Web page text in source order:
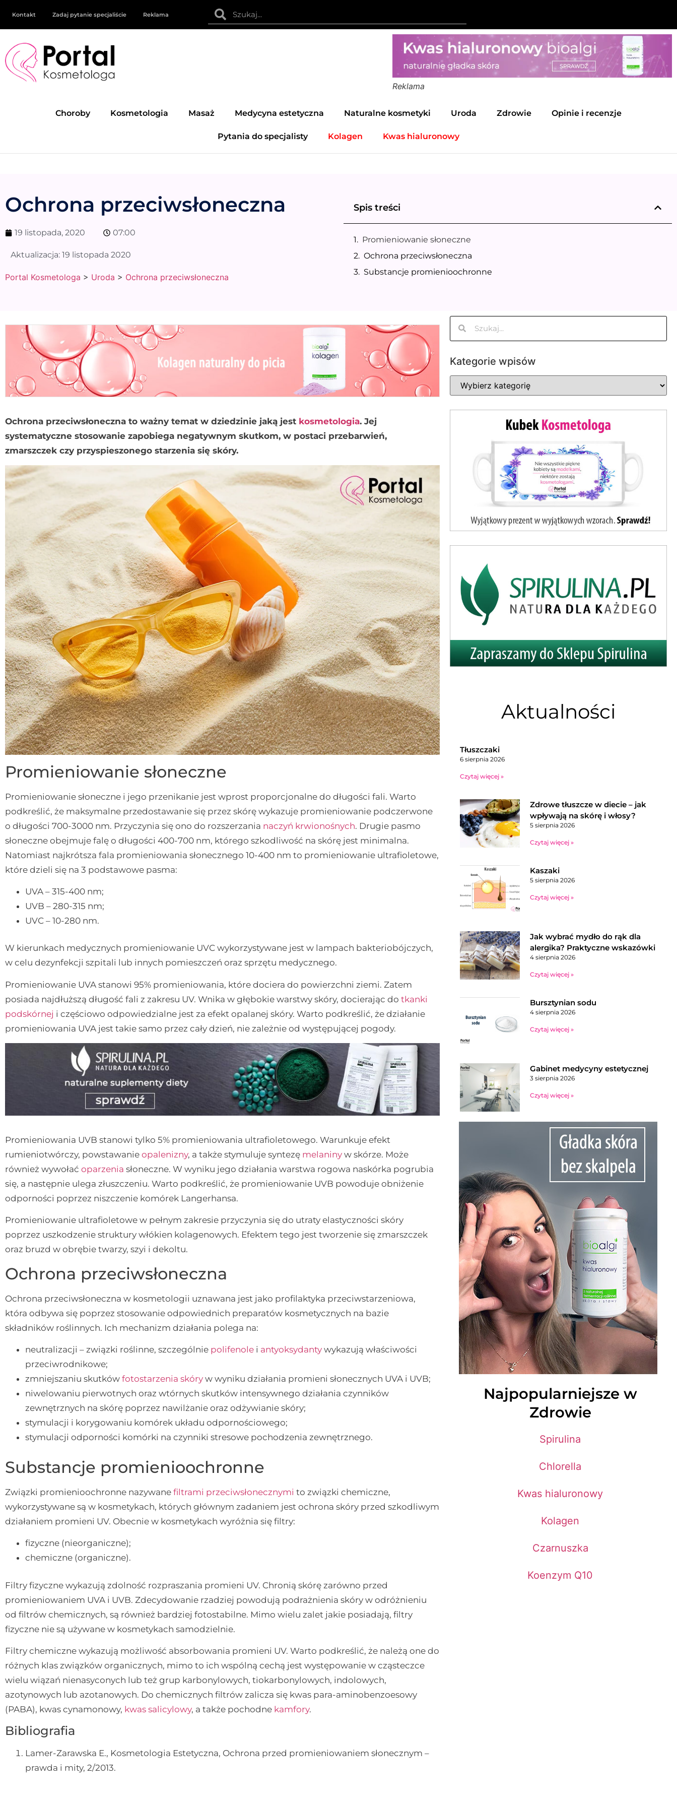
Kontakt Zadaj pytanie specjaliście Reklama
Reklama
Choroby Kosmetologia Masaż Medycyna estetyczna Naturalne kosmetyki Uroda Zdrowie Opinie i recenzje
Pytania do specjalisty Kolagen Kwas hialuronowy
Ochrona przeciwsłoneczna
19 listopada, 2020 07:00
Aktualizacja: 19 listopada 2020
Portal Kosmetologa > Uroda > Ochrona przeciwsłoneczna
Spis treści
Promieniowanie słoneczne
Ochrona przeciwsłoneczna
Substancje promienioochronne
Ochrona przeciwsłoneczna to ważny temat w dziedzinie jaką jest kosmetologia. Jej
systematyczne stosowanie zapobiega negatywnym skutkom, w postaci przebarwień,
zmarszczek czy przyspieszonego starzenia się skóry.
Promieniowanie słoneczne
Promieniowanie słoneczne i jego przenikanie jest wprost proporcjonalne do długości fali. Warto
podkreślić, że maksymalne przedostawanie się przez skórę wykazuje promieniowanie podczerwone
o długości 700-3000 nm. Przyczynia się ono do rozszerzania naczyń krwionośnych. Drugie pasmo
słoneczne obejmuje falę o długości 400-700 nm, którego szkodliwość na skórę jest minimalna.
Natomiast najkrótsza fala promieniowania słonecznego 10-400 nm to promieniowanie ultrafioletowe,
które dzieli się na 3 podstawowe pasma:
UVA – 315-400 nm;
UVB – 280-315 nm;
UVC – 10-280 nm.
W kierunkach medycznych promieniowanie UVC wykorzystywane jest w lampach bakteriobójczych,
w celu dezynfekcji szpitali lub innych pomieszczeń oraz sprzętu medycznego.
Promieniowanie UVA stanowi 95% promieniowania, które dociera do powierzchni ziemi. Zatem
posiada najdłuższą długość fali z zakresu UV. Wnika w głębokie warstwy skóry, docierając do tkanki
podskórnej i częściowo odpowiedzialne jest za efekt opalanej skóry. Warto podkreślić, że działanie
promieniowania UVA jest takie samo przez cały dzień, nie zależnie od występującej pogody.
Promieniowania UVB stanowi tylko 5% promieniowania ultrafioletowego. Warunkuje efekt
rumieniotwórczy, powstawanie opalenizny, a także stymuluje syntezę melaniny w skórze. Może
również wywołać oparzenia słoneczne. W wyniku jego działania warstwa rogowa naskórka pogrubia
się, a następnie ulega złuszczeniu. Warto podkreślić, że promieniowanie UVB powoduje obniżenie
odporności poprzez niszczenie komórek Langerhansa.
Promieniowanie ultrafioletowe w pełnym zakresie przyczynia się do utraty elastyczności skóry
poprzez uszkodzenie struktury włókien kolagenowych. Efektem tego jest tworzenie się zmarszczek
oraz bruzd w obrębie twarzy, szyi i dekoltu.
Ochrona przeciwsłoneczna
Ochrona przeciwsłoneczna w kosmetologii uznawana jest jako profilaktyka przeciwstarzeniowa,
która odbywa się poprzez stosowanie odpowiednich preparatów kosmetycznych na bazie
składników roślinnych. Ich mechanizm działania polega na:
neutralizacji – związki roślinne, szczególnie polifenole i antyoksydanty wykazują właściwości
przeciwrodnikowe;
zmniejszaniu skutków fotostarzenia skóry w wyniku działania promieni słonecznych UVA i UVB;
niwelowaniu pierwotnych oraz wtórnych skutków intensywnego działania czynników
zewnętrznych na skórę poprzez nawilżanie oraz odżywianie skóry;
stymulacji i korygowaniu komórek układu odpornościowego;
stymulacji odporności komórki na czynniki stresowe pochodzenia zewnętrznego.
Substancje promienioochronne
Związki promienioochronne nazywane filtrami przeciwsłonecznymi to związki chemiczne,
wykorzystywane są w kosmetykach, których głównym zadaniem jest ochrona skóry przed szkodliwym
działaniem promieni UV. Obecnie w kosmetykach wyróżnia się filtry:
fizyczne (nieorganiczne);
chemiczne (organiczne).
Filtry fizyczne wykazują zdolność rozpraszania promieni UV. Chronią skórę zarówno przed
promieniowaniem UVA i UVB. Zdecydowanie rzadziej powodują podrażnienia skóry w odróżnieniu
od filtrów chemicznych, są również bardziej fotostabilne. Mimo wielu zalet jakie posiadają, filtry
fizyczne nie są używane w kosmetykach samodzielnie.
Filtry chemiczne wykazują możliwość absorbowania promieni UV. Warto podkreślić, że należą one do
różnych klas związków organicznych, mimo to ich wspólną cechą jest występowanie w cząsteczce
wielu wiązań nienasyconych lub też grup karbonylowych, tiokarbonylowych, indolowych,
azotynowych lub azotanowych. Do chemicznych filtrów zalicza się kwas para-aminobenzoesowy
(PABA), kwas cynamonowy, kwas salicylowy, a także pochodne kamfory.
Bibliografia
Lamer-Zarawska E., Kosmetologia Estetyczna, Ochrona przed promieniowaniem słonecznym –
prawda i mity, 2/2013.
Kategorie wpisów
Aktualności
Tłuszczaki
6 sierpnia 2026
Czytaj więcej »
Zdrowe tłuszcze w diecie – jak
wpływają na skórę i włosy?
5 sierpnia 2026
Czytaj więcej »
Kaszaki
5 sierpnia 2026
Czytaj więcej »
Jak wybrać mydło do rąk dla
alergika? Praktyczne wskazówki
4 sierpnia 2026
Czytaj więcej »
Bursztynian sodu
4 sierpnia 2026
Czytaj więcej »
Gabinet medycyny estetycznej
3 sierpnia 2026
Czytaj więcej »
Najpopularniejsze w
Zdrowie
Spirulina
Chlorella
Kwas hialuronowy
Kolagen
Czarnuszka
Koenzym Q10